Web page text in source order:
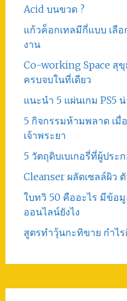
Acid บนขวด ?
แก้วค็อกเทลมีกี่แบบ เลือ
งาน
Co-working Space สุ
ครบจบในที่เดียว
แนะนำ 5 แผ่นเกม PS5
5 กิจกรรมห้ามพลาด เ
เจ้าพระยา
5 วัตถุดิบเบเกอรี่ที่ผู้ประ
Cleanser ผลัดเซลล์ผิว
ใบทวิ 50 คืออะไร มีข้อ
ออนไลน์ยังไง
สูตรทําวุ้นกะทิขาย กำไ